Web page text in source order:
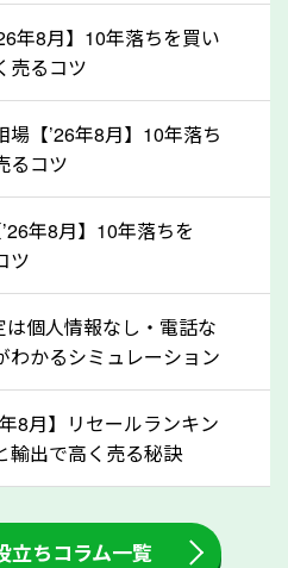
けやすくなります。
年払いしていた自動車税が
す。ですから、自動車税の
ど多く還付されます。不要
したほうが良いでしょう。
扱いについて確認し
税の還付金を受け取ること
廃車買取業者の中には、還
業者もあります。廃車査定
還付金の返還があるかどう
年8月】10年落ちを買い
売るコツ
【’26年8月】10年落ち
るコツ
年8月】10年落ちを
ツ
は個人情報なし・電話な
わかるシミュレーション
8月】リセールランキン
輸出で高く売る秘訣
立ちコラム一覧